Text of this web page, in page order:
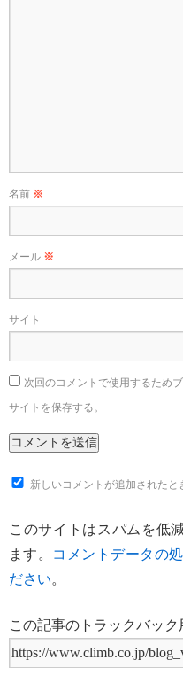
名前 ※
メール ※
サイト
次回のコメントで使用するため
サイトを保存する。
新しいコメントが追加されたと
このサイトはスパムを低
ます。 コメントデータの
ださい。
この記事のトラックバック